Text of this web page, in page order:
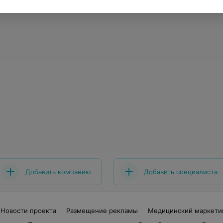
Добавить компанию Добавить специалиста
Новости проекта Размещение рекламы
Медицинский